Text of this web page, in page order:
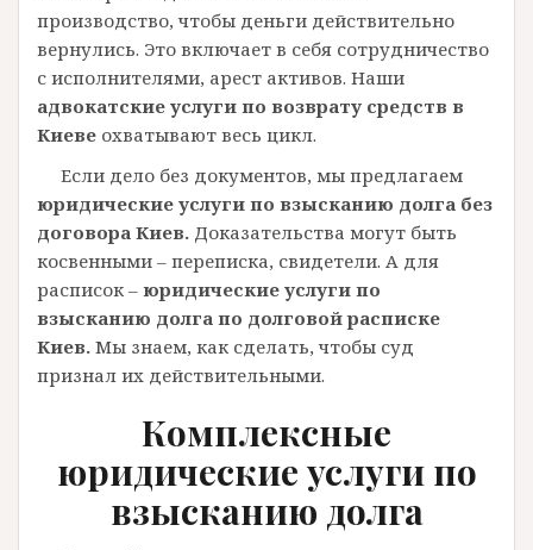
производство, чтобы деньги действительно
вернулись. Это включает в себя сотрудничество
с исполнителями, арест активов. Наши
адвокатские услуги по возврату средств в
Киеве охватывают весь цикл.
Если дело без документов, мы предлагаем
юридические услуги по взысканию долга без
договора Киев. Доказательства могут быть
косвенными – переписка, свидетели. А для
расписок – юридические услуги по
взысканию долга по долговой расписке
Киев. Мы знаем, как сделать, чтобы суд
признал их действительными.
Комплексные
юридические услуги по
взысканию долга